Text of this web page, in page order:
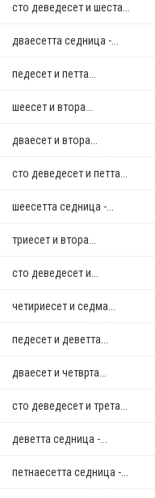
сто деведесет и шеста...
дваесетта седница -...
педесет и петта...
шеесет и втора...
дваесет и втора...
сто деведесет и петта...
шеесетта седница -...
триесет и втора...
сто деведесет и...
четириесет и седма...
педесет и деветта...
дваесет и четврта...
сто деведесет и трета...
деветта седница -...
петнаесетта седница -...